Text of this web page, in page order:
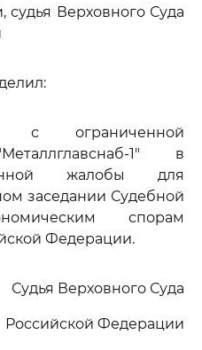
Верховного Суда
с ограниченной
1" в
жалобы для
заседании Судебной
спорам
Федерации.
Судья Верховного Суда
Российской Федерации